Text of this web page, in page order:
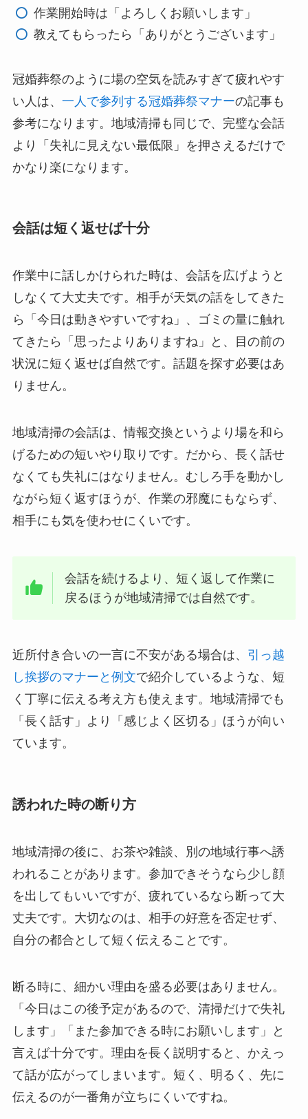
作業開始時は「よろしくお願いします」
教えてもらったら「ありがとうございます」
冠婚葬祭のように場の空気を読みすぎて疲れやす
い人は、 一人で参列する冠婚葬祭マナーの記事も
参考になります。地域清掃も同じで、完璧な会話
より「失礼に見えない最低限」を押さえるだけで
かなり楽になります。
会話は短く返せば十分
作業中に話しかけられた時は、会話を広げようと
しなくて大丈夫です。相手が天気の話をしてきた
ら「今日は動きやすいですね」、ゴミの量に触れ
てきたら「思ったよりありますね」と、目の前の
状況に短く返せば自然です。話題を探す必要はあ
りません。
地域清掃の会話は、情報交換というより場を和ら
げるための短いやり取りです。だから、長く話せ
なくても失礼にはなりません。むしろ手を動かし
ながら短く返すほうが、作業の邪魔にもならず、
相手にも気を使わせにくいです。
会話を続けるより、短く返して作業に
戻るほうが地域清掃では自然です。
近所付き合いの一言に不安がある場合は、 引っ越
し挨拶のマナーと例文で紹介しているような、短
く丁寧に伝える考え方も使えます。地域清掃でも
「長く話す」より「感じよく区切る」ほうが向い
ています。
誘われた時の断り方
地域清掃の後に、お茶や雑談、別の地域行事へ誘
われることがあります。参加できそうなら少し顔
を出してもいいですが、疲れているなら断って大
丈夫です。大切なのは、相手の好意を否定せず、
自分の都合として短く伝えることです。
断る時に、細かい理由を盛る必要はありません。
「今日はこの後予定があるので、清掃だけで失礼
します」「また参加できる時にお願いします」と
言えば十分です。理由を長く説明すると、かえっ
て話が広がってしまいます。短く、明るく、先に
伝えるのが一番角が立ちにくいですね。